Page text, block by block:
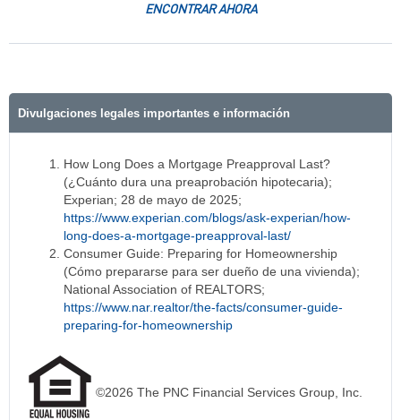
ENCONTRAR AHORA
Divulgaciones legales importantes e información
How Long Does a Mortgage Preapproval Last?
(¿Cuánto dura una preaprobación hipotecaria);
Experian; 28 de mayo de 2025;
https://www.experian.com/blogs/ask-experian/how-
long-does-a-mortgage-preapproval-last/
Consumer Guide: Preparing for Homeownership
(Cómo prepararse para ser dueño de una vivienda);
National Association of REALTORS;
https://www.nar.realtor/the-facts/consumer-guide-
preparing-for-homeownership
©2026 The PNC Financial Services Group, Inc.